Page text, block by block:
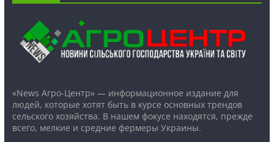
«News Агро-Центр» — информационное издание для
людей, которые хотят быть в курсе основных трендов
сельского хозяйства. В нашем фокусе находятся, прежде
всего, мелкие и средние фермеры Украины.